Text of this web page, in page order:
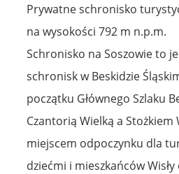
Prywatne schronisko
na wysokości 792 m n.p.m.
Schronisko na Soszowie to
schronisk w Beskidzie
początku Głównego Szlaku
Czantorią Wielką a Stożkiem
miejscem odpoczynku dla
dziećmi i mieszkańców